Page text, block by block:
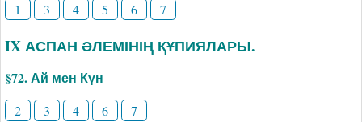
1 3 4 5 6 7
IX АСПАН ӘЛЕМІНІҢ ҚҰПИЯЛАРЫ.
§72. Ай мен Күн
2 3 4 6 7